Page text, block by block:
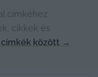
címkéhez
cikkek és
címkék között →